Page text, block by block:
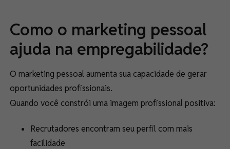
Como o marketing pessoal
ajuda na empregabilidade?
O marketing pessoal aumenta sua capacidade de gerar
oportunidades profissionais.
Quando você constrói uma imagem profissional positiva:
Recrutadores encontram seu perfil com mais
facilidade